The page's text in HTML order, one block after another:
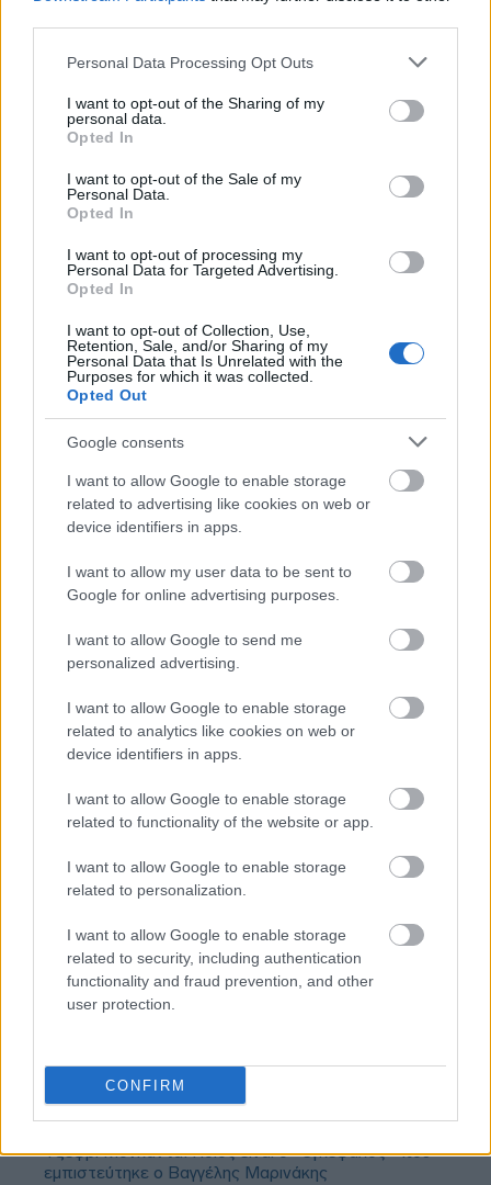
Please note that this website/app uses one or more Google
not limited to your visit or usage behaviour. You may click to
grant or deny consent to Google and its third-party tags to
use your data for below specified purposes in below Google
consent section.
Personal Data Processing Opt Outs
I want to opt-out of the Sharing of my
personal data.
Opted In
I want to opt-out of the Sale of my
Personal Data.
Opted In
I want to opt-out of processing my
Personal Data for Targeted Advertising.
Opted In
I want to opt-out of Collection, Use,
Retention, Sale, and/or Sharing of my
Personal Data that Is Unrelated with the
Purposes for which it was collected.
Opted Out
Google consents
I want to allow Google to enable storage
related to advertising like cookies on web or
device identifiers in apps.
I want to allow my user data to be sent to
Google for online advertising purposes.
I want to allow Google to send me
personalized advertising.
I want to allow Google to enable storage
related to analytics like cookies on web or
device identifiers in apps.
I want to allow Google to enable storage
related to functionality of the website or app.
I want to allow Google to enable storage
related to personalization.
I want to allow Google to enable storage
related to security, including authentication
functionality and fraud prevention, and other
user protection.
CONFIRM
Τράπεζες: Στα 55,5 εκατ. ευρώ ο λογαριασμός
από τα δάνεια του ν. Κατσέλη
Νέο Χωροταξικό Τουρισμού: Οι νέες «κόκκινες
γραμμές» για το περιβάλλον και τι αλλάζει σε
ξενοδοχεία, νησιά και επενδύσεις
Τα ανοιχτά μέτωπα για την ενίσχυση της
ελληνικής βιομηχανίας
TAGS: F-16
BEST OF INTERNET
αναβάθμιση - Γιατί ακυρώθηκε ο πρώτος
διαγωνισμός
Τζέφρι Μονκαντά: Ποιος είναι ο «εγκέφαλος» που
εμπιστεύτηκε ο Βαγγέλης Μαρινάκης